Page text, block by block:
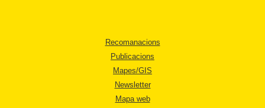
Recomanacions
Publicacions
Mapes/GIS
Newsletter
Mapa web